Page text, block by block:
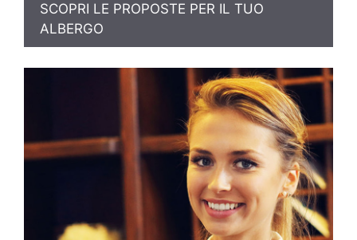
SCOPRI LE PROPOSTE PER IL TUO
ALBERGO